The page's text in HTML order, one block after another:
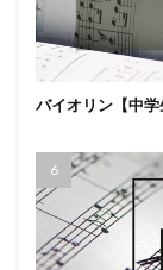
バイオリン【中学